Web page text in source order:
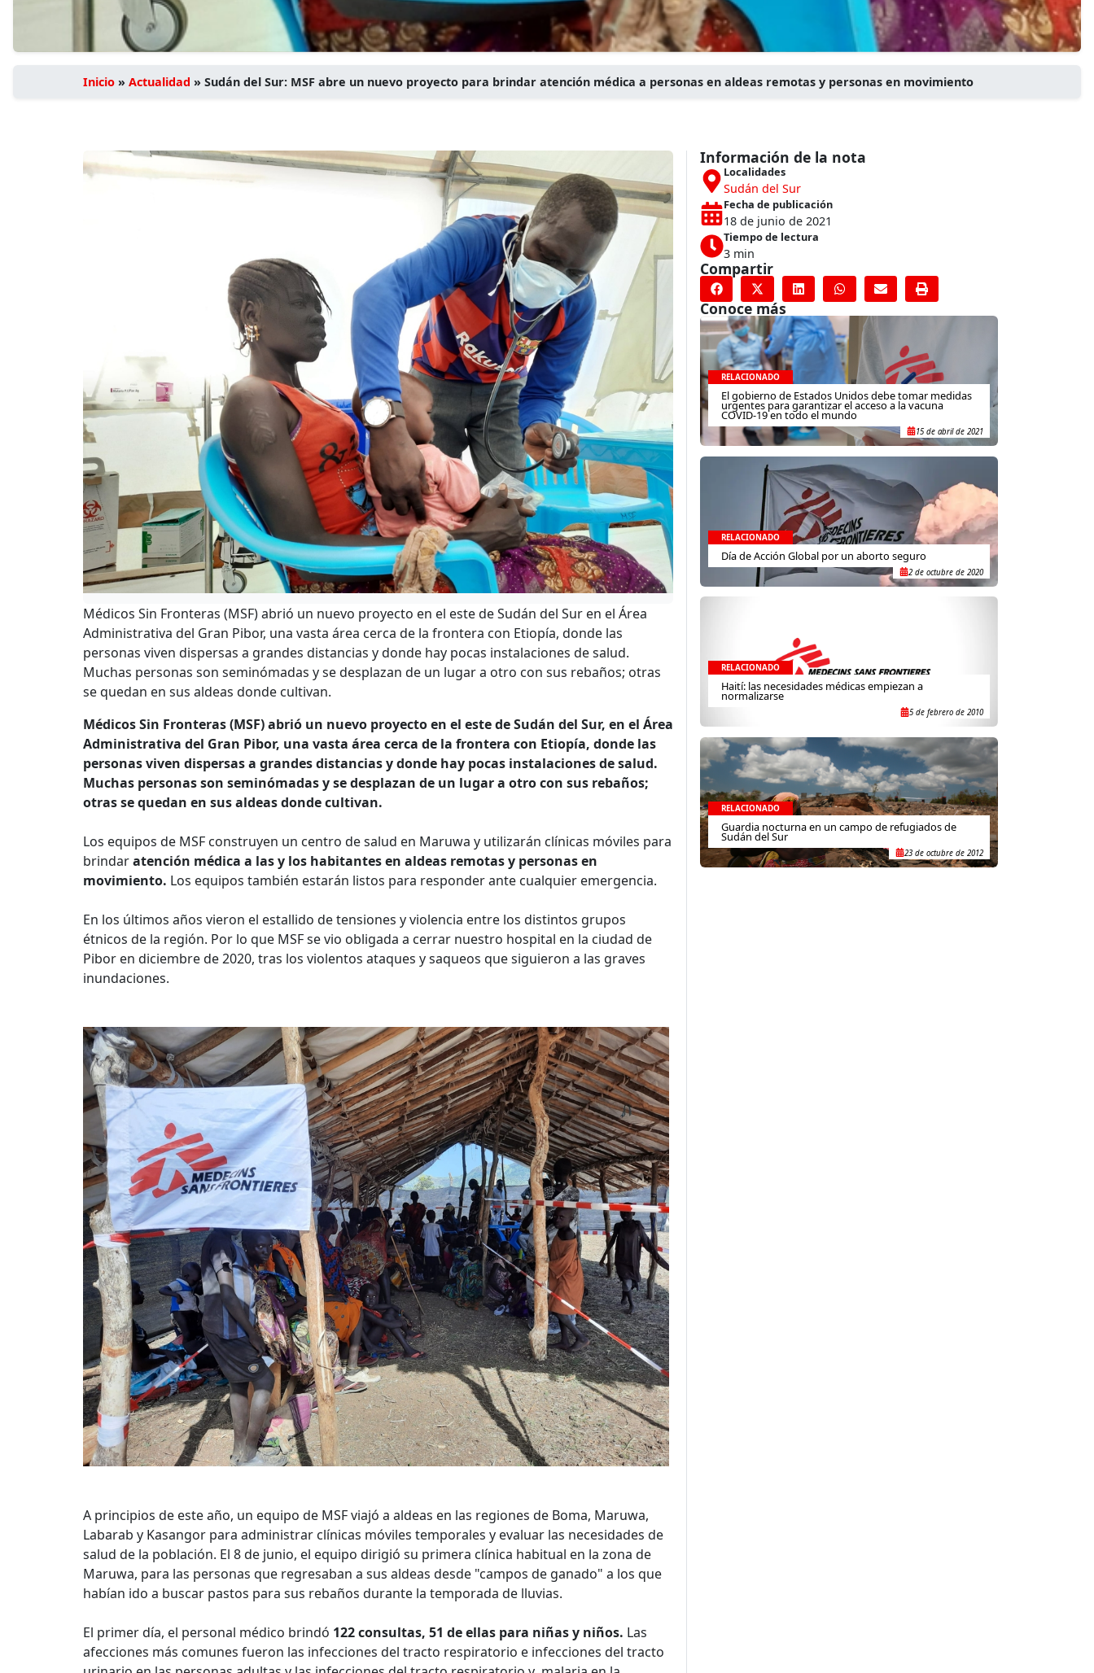
Inicio » Actualidad » Sudán del Sur: MSF abre un nuevo proyecto para brindar atención médica a personas en aldeas remotas y personas en movimiento
Médicos Sin Fronteras (MSF) abrió un nuevo proyecto en el este de Sudán del Sur en el Área
Administrativa del Gran Pibor, una vasta área cerca de la frontera con Etiopía, donde las
personas viven dispersas a grandes distancias y donde hay pocas instalaciones de salud.
Muchas personas son seminómadas y se desplazan de un lugar a otro con sus rebaños; otras
se quedan en sus aldeas donde cultivan.
Médicos Sin Fronteras (MSF) abrió un nuevo proyecto en el este de Sudán del Sur, en el Área
Administrativa del Gran Pibor, una vasta área cerca de la frontera con Etiopía, donde las
personas viven dispersas a grandes distancias y donde hay pocas instalaciones de salud.
Muchas personas son seminómadas y se desplazan de un lugar a otro con sus rebaños;
otras se quedan en sus aldeas donde cultivan.
Los equipos de MSF construyen un centro de salud en Maruwa y utilizarán clínicas móviles para
brindaratención médica a las y los habitantes en aldeas remotas y personas en
movimiento. Los equipos también estarán listos para responder ante cualquier emergencia.
En los últimos años vieron el estallido de tensiones y violencia entre los distintos grupos
étnicos de la región. Por lo que MSF se vio obligada a cerrar nuestro hospital en la ciudad de
Pibor en diciembre de 2020, tras los violentos ataques y saqueos que siguieron a las graves
inundaciones.
A principios de este año, un equipo de MSF viajó a aldeas en las regiones de Boma, Maruwa,
Labarab y Kasangor para administrar clínicas móviles temporales y evaluar las necesidades de
salud de la población. El 8 de junio, el equipo dirigió su primera clínica habitual en la zona de
Maruwa, para las personas que regresaban a sus aldeas desde "campos de ganado" a los que
habían ido a buscar pastos para sus rebaños durante la temporada de lluvias.
El primer día, el personal médico brindó 122 consultas, 51 de ellas para niñas y niños. Las
afecciones más comunes fueron las infecciones del tracto respiratorio e infecciones del tracto
Información de la nota
Localidades
Sudán del Sur
Fecha de publicación
18 de junio de 2021
Tiempo de lectura
3 min
Compartir
Conoce más
RELACIONADO
El gobierno de Estados Unidos debe tomar medidas
urgentes para garantizar el acceso a la vacuna
COVID-19 en todo el mundo
15 de abril de 2021
RELACIONADO
Día de Acción Global por un aborto seguro
2 de octubre de 2020
RELACIONADO
Haití: las necesidades médicas empiezan a
normalizarse
5 de febrero de 2010
RELACIONADO
Guardia nocturna en un campo de refugiados de
Sudán del Sur
23 de octubre de 2012